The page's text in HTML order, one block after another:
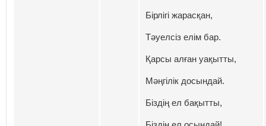
Бірлігі жарасқан,
Тәуелсіз елім бар.
Қарсы алған уақытты,
Мәңгілік досындай.
Біздің ел бақытты,